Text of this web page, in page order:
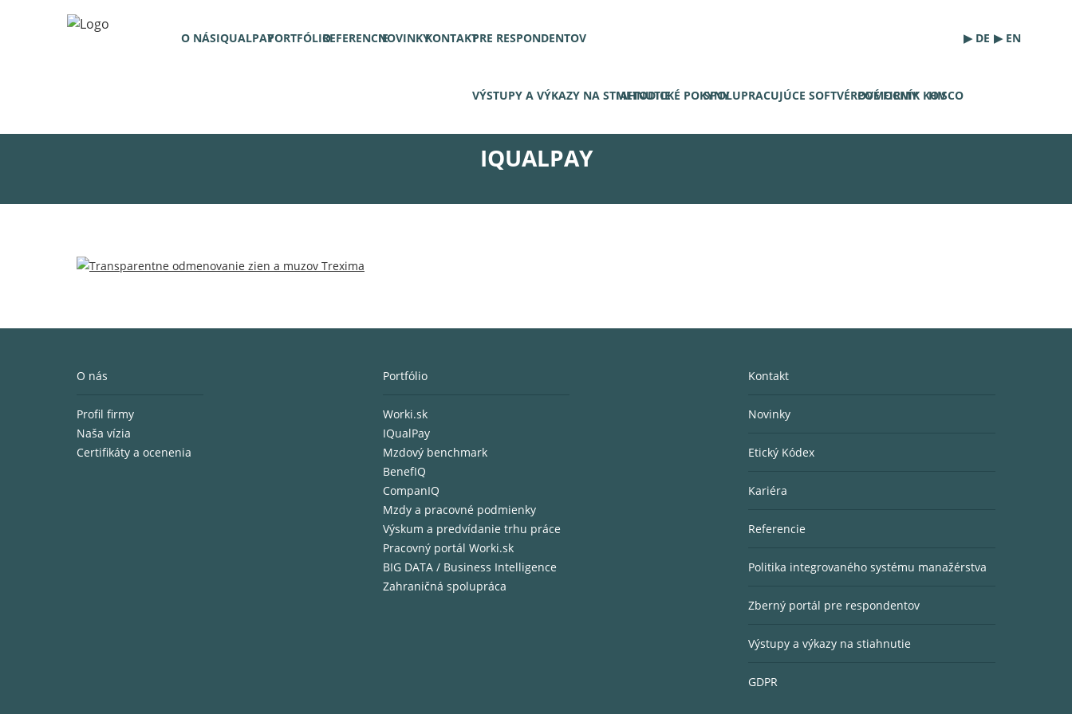
O NÁSIQUALPAYPORTFÓLIOREFERENCIENOVINKYKONTAKTPRE RESPONDENTOV
VÝSTUPY A VÝKAZY NA STIAHNUTIEMETODICKÉ POKYNYSPOLUPRACUJÚCE SOFTVÉROVÉ FIRMY
POMOCNÍK KOVHISCO
▶ DE ▶ EN
IQUALPAY
O nás
Profil firmy
Naša vízia
Certifikáty a ocenenia
Portfólio
Worki.sk
IQualPay
Mzdový benchmark
BenefIQ
CompanIQ
Mzdy a pracovné podmienky
Výskum a predvídanie trhu práce
Pracovný portál Worki.sk
BIG DATA / Business Intelligence
Zahraničná spolupráca
Kontakt
Novinky
Etický Kódex
Kariéra
Referencie
Politika integrovaného systému manažérstva
Zberný portál pre respondentov
Výstupy a výkazy na stiahnutie
GDPR